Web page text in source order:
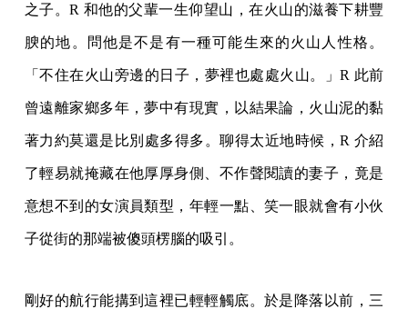
之子。R 和他的父輩一生仰望山，在火山的滋養下耕豐
腴的地。問他是不是有一種可能生來的火山人性格。
「不住在火山旁邊的日子，夢裡也處處火山。」R 此前
曾遠離家鄉多年，夢中有現實，以結果論，火山泥的黏
著力約莫還是比別處多得多。聊得太近地時候，R 介紹
了輕易就掩藏在他厚厚身側、不作聲閱讀的妻子，竟是
意想不到的女演員類型，年輕一點、笑一眼就會有小伙
子從街的那端被傻頭楞腦的吸引。
剛好的航行能搆到這裡已輕輕觸底。於是降落以前，三